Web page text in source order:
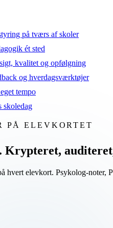
på tværs af skoler
ét sted
kvalitet og opfølgning
og hverdagsværktøjer
tempo
skoledag
PÅ ELEVKORTET
Krypteret,
hvert elevkort. Psykolog-noter,